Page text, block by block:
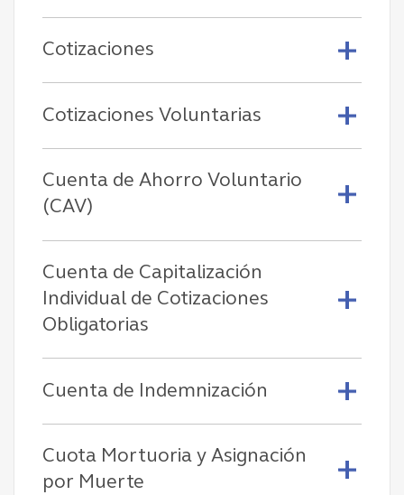
Cotizaciones
Cotizaciones Voluntarias
Cuenta de Ahorro Voluntario
(CAV)
Cuenta de Capitalización
Individual de Cotizaciones
Obligatorias
Cuenta de Indemnización
Cuota Mortuoria y Asignación
por Muerte